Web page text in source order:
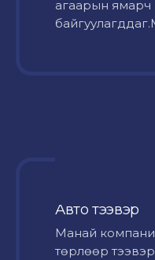
агаарын ямарч
Авто тээвэр
Mанай компани
төрлөөр